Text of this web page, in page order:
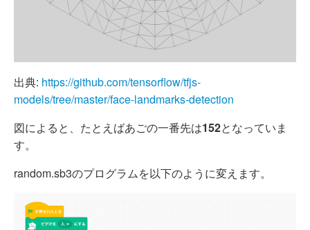
出典: https://github.com/tensorflow/tfjs-
models/tree/master/face-landmarks-detection
図によると、たとえばあごの一番先は152となっていま
す。
random.sb3のプログラムを以下のように変えます。